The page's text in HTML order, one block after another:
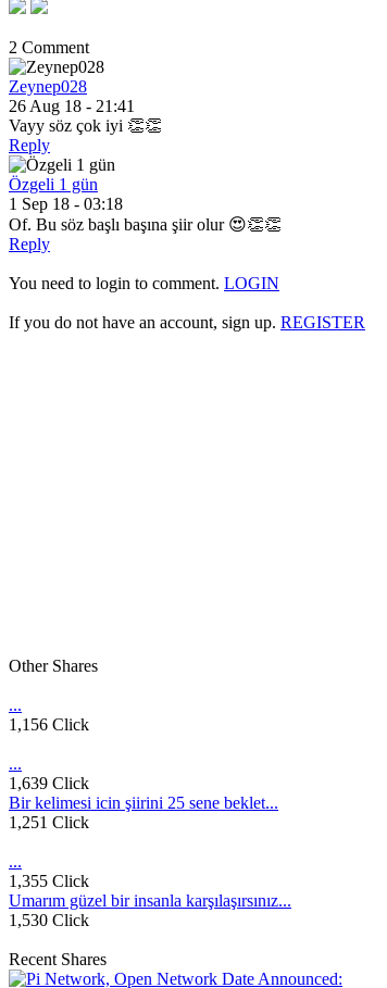
2 Comment
Zeynep028
26 Aug 18 - 21:41
Vayy söz çok iyi 👏👏
Reply
Özgeli 1 gün
1 Sep 18 - 03:18
Of. Bu söz başlı başına şiir olur 😍👏👏
Reply
You need to login to comment. LOGIN
If you do not have an account, sign up. REGISTER
Other Shares
...
1,156 Click
...
1,639 Click
Bir kelimesi icin şiirini 25 sene beklet...
1,251 Click
...
1,355 Click
Umarım güzel bir insanla karşılaşırsınız...
1,530 Click
Recent Shares